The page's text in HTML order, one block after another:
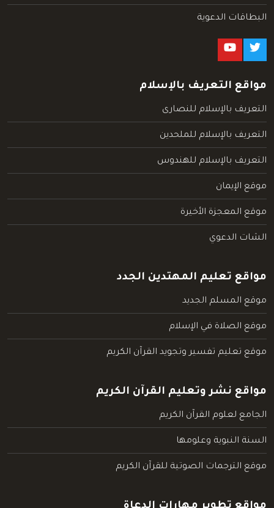
البطاقات الدعوية
مواقع التعريف بالإسلام
التعريف بالإسلام للنصارى
التعريف بالإسلام للملحدين
التعريف بالإسلام للهندوس
موقع الإيمان
موقع المعجزة الأخيرة
الشات الدعوي
مواقع تعليم المهتدين الجدد
موقع المسلم الجديد
موقع الصلاة في الإسلام
موقع تعليم تفسير وتجويد القرآن الكريم
مواقع نشر وتعليم القرآن الكريم
الجامع لعلوم القرآن الكريم
السنة النبوية وعلومها
موقع الترجمات الصوتية للقرآن الكريم